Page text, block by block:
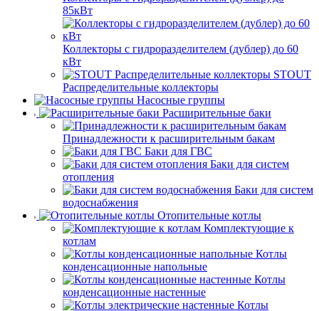
85кВт
Коллекторы с гидроразделителем (дублер) до 60
кВт
STOUT
Распределительные коллекторы
Насосные группы
Расширительные баки
Принадлежности к расширительным бакам
Баки для ГВС
Баки для систем
отопления
Баки для систем
водоснабжения
Отопительные котлы
Комплектующие к
котлам
Котлы
конденсационные напольные
Котлы
конденсационные настенные
Котлы